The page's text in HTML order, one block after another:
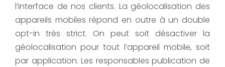
l’interface de nos clients. La géolocalisation des
appareils mobiles répond en outre à un double
opt-in très strict. On peut soit désactiver la
géolocalisation pour tout l’appareil mobile, soit
par application. Les responsables publication de